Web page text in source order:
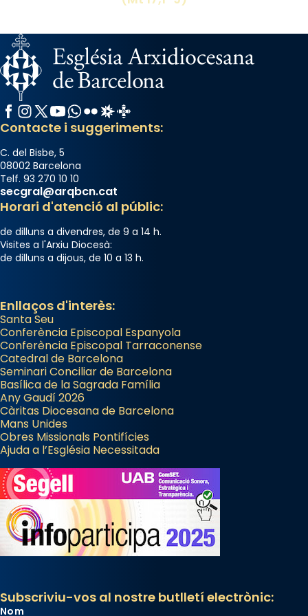
El seu sepulcre a Compostela fou un gran
el món cristià, després de Roma i terra
Santa.
«A Raïms de Sant Jaume, raïms aigualits;
raïms de setembre te'n llepes els dits»,
segons una dita popular.
Photo
View on Facebook
Facebook
Instagram
X / Twitter
YouTube
WhatsApp
FlickrRadio Estel
Catalunya Cristiana
Contacte i suggeriments:
C. del Bisbe, 5
08002 Barcelona
Telf. 93 270 10 10
secgral@arqbcn.cat
Horari d'atenció al públic:
de dilluns a divendres, de 9 a 14 h.
Visites a l'Arxiu Diocesà:
de dilluns a dijous, de 10 a 13 h.
Enllaços d'interès:
Santa Seu
Conferència Episcopal Espanyola
Conferència Episcopal Tarraconense
Catedral de Barcelona
Seminari Conciliar de Barcelona
Basílica de la Sagrada Família
Any Gaudí 2026
Càritas Diocesana de Barcelona
Mans Unides
Obres Missionals Pontifícies
Ajuda a l’Església Necessitada
Subscriviu-vos al nostre butlletí electrònic:
Nom